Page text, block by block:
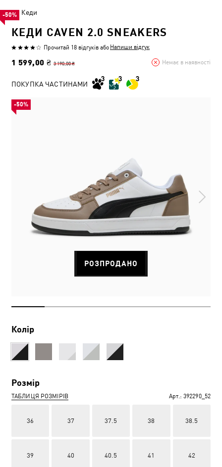
Кеди
КЕДИ CAVEN 2.0 SNEAKERS
Прочитай 18 відгуків або Напиши відгук
1 599,00 ₴ 3 190,00 ₴ Немає в наявності
-50%
ПОКУПКА ЧАСТИНАМИ
РОЗПРОДАНО
Колір
Розмір
ТАБЛИЦЯ РОЗМІРІВ Арт.: 392290_52
36 37 37.5 38 38.5
39 40 40.5 41 42
-50%